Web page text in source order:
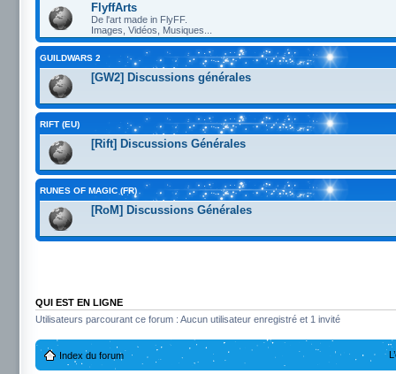
FlyffArts
De l'art made in FlyFF.
Images, Vidéos, Musiques...
GUILDWARS 2
[GW2] Discussions générales
RIFT (EU)
[Rift] Discussions Générales
RUNES OF MAGIC (FR)
[RoM] Discussions Générales
QUI EST EN LIGNE
Utilisateurs parcourant ce forum : Aucun utilisateur enregistré et 1 invité
Index du forum